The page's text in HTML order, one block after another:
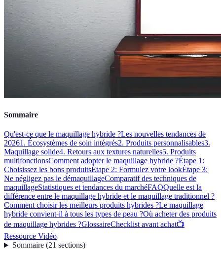
Sommaire
Qu'est-ce que le maquillage hybride ?Les nouvelles tendances de
20261. Écosystèmes de soin intégrés2. Produits personnalisables3.
Maquillage solide4. Retours aux textures naturelles5. Produits
multifonctionsComment adopter le maquillage hybride ?Étape 1:
Choisissez les bons produitsÉtape 2: Formulez votre lookÉtape 3:
Ne négligez pas le démaquillageComparatif des techniques de
maquillageStatistiques et tendances du marchéFAQQuelle est la
différence entre le maquillage hybride et le maquillage traditionnel ?
Comment choisir les meilleurs produits hybrides ?Le maquillage
hybride convient-il à tous les types de peau ?Où acheter des produits
de maquillage hybrides ?GlossaireChecklist avant achat📺
Ressource Vidéo
Sommaire(21 sections)